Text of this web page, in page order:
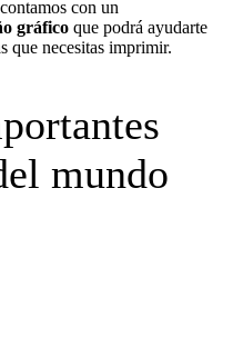
con un
gráficoque podrá ayudarte
que necesitas imprimir.
mundo